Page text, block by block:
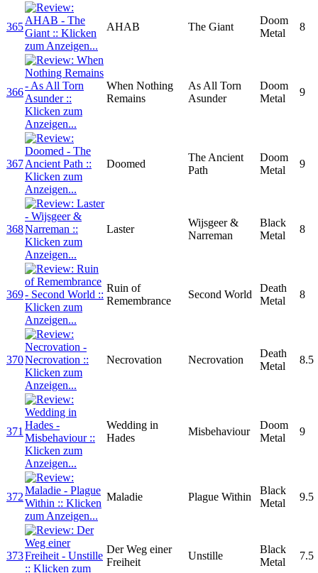
365 AHAB The Giant
Doom
Metal
8
366
When Nothing
Remains
As All Torn
Asunder
Doom
Metal
9
367 Doomed
The Ancient
Path
Doom
Metal
9
368 Laster
Wijsgeer &
Narreman
Black
Metal
8
369
Ruin of
Remembrance
Second World
Death
Metal
8
370 Necrovation Necrovation
Death
Metal
8.5
371
Wedding in
Hades
Misbehaviour
Doom
Metal
9
372 Maladie Plague Within
Black
Metal
9.5
373
Der Weg einer
Freiheit
Unstille
Black
Metal
7.5